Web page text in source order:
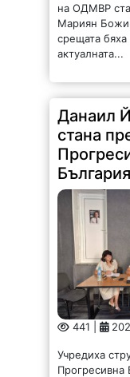
на ОДМВР
Мариян
срещата
актуалната...
Данаил
стана
441 |
Учредиха
Прогресивна